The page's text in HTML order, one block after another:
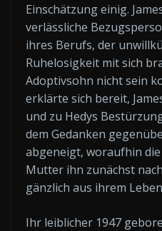
Einschätzung einig.
verlässliche
ihres Berufs, der
Ruhelosigkeit mit sich
Adoptivsohn nicht sein
erklärte sich bereit,
und zu Hedys
dem Gedanken
abgeneigt, woraufhin
Mutter ihn zunächst
gänzlich aus ihrem
Ihr leiblicher 1947